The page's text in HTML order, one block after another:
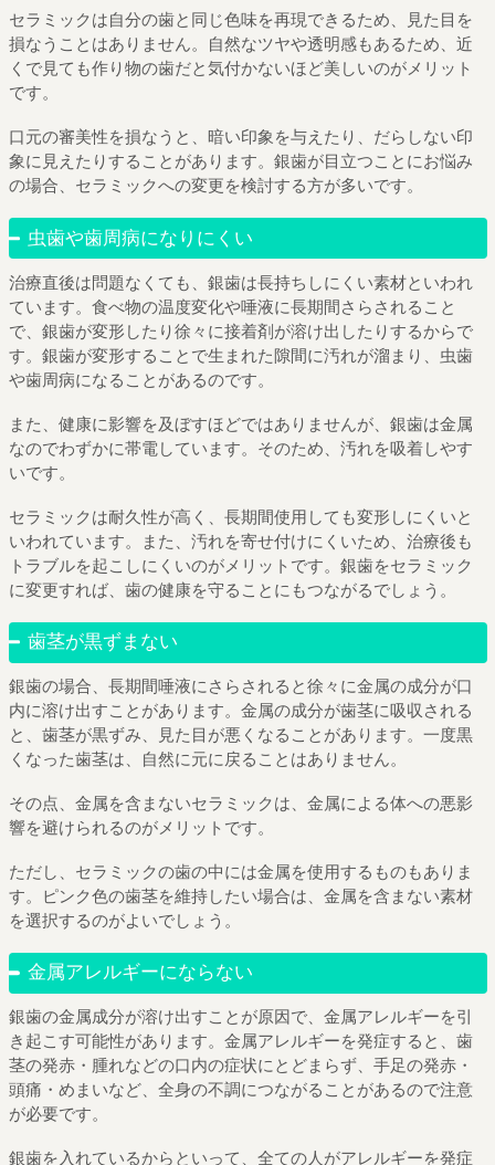
セラミックは自分の歯と同じ色味を再現できるため、見た目を
損なうことはありません。自然なツヤや透明感もあるため、近
くで見ても作り物の歯だと気付かないほど美しいのがメリット
です。
口元の審美性を損なうと、暗い印象を与えたり、だらしない印
象に見えたりすることがあります。銀歯が目立つことにお悩み
の場合、セラミックへの変更を検討する方が多いです。
虫歯や歯周病になりにくい
治療直後は問題なくても、銀歯は長持ちしにくい素材といわれ
ています。食べ物の温度変化や唾液に長期間さらされること
で、銀歯が変形したり徐々に接着剤が溶け出したりするからで
す。銀歯が変形することで生まれた隙間に汚れが溜まり、虫歯
や歯周病になることがあるのです。
また、健康に影響を及ぼすほどではありませんが、銀歯は金属
なのでわずかに帯電しています。そのため、汚れを吸着しやす
いです。
セラミックは耐久性が高く、長期間使用しても変形しにくいと
いわれています。また、汚れを寄せ付けにくいため、治療後も
トラブルを起こしにくいのがメリットです。銀歯をセラミック
に変更すれば、歯の健康を守ることにもつながるでしょう。
歯茎が黒ずまない
銀歯の場合、長期間唾液にさらされると徐々に金属の成分が口
内に溶け出すことがあります。金属の成分が歯茎に吸収される
と、歯茎が黒ずみ、見た目が悪くなることがあります。一度黒
くなった歯茎は、自然に元に戻ることはありません。
その点、金属を含まないセラミックは、金属による体への悪影
響を避けられるのがメリットです。
ただし、セラミックの歯の中には金属を使用するものもありま
す。ピンク色の歯茎を維持したい場合は、金属を含まない素材
を選択するのがよいでしょう。
金属アレルギーにならない
銀歯の金属成分が溶け出すことが原因で、金属アレルギーを引
き起こす可能性があります。金属アレルギーを発症すると、歯
茎の発赤・腫れなどの口内の症状にとどまらず、手足の発赤・
頭痛・めまいなど、全身の不調につながることがあるので注意
が必要です。
銀歯を入れているからといって、全ての人がアレルギーを発症